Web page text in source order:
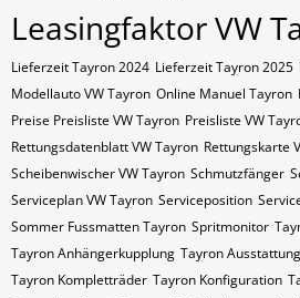
Leasingfaktor VW
Lieferzeit Tayron 2024 Lieferzeit Tayron 2025
Modellauto VW Tayron Online Manuel Tayron
Preise Preisliste VW Tayron Preisliste VW
Rettungsdatenblatt VW Tayron Rettungskarte
Scheibenwischer VW​ Tayron Schmutzfänger
Serviceplan VW Tayron Serviceposition
Sommer Fussmatten Tayron Spritmonitor
Tayron Anhängerkupplung Tayron Ausstattung
Tayron Kompletträder Tayron Konfiguration